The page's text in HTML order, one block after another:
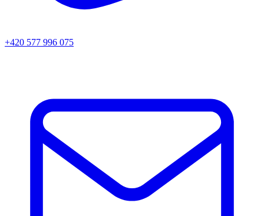
+420 577 996 075